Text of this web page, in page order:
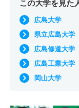
この大学を見た
広島大学
県立広島大学
広島修道大学
広島工業大学
岡山大学